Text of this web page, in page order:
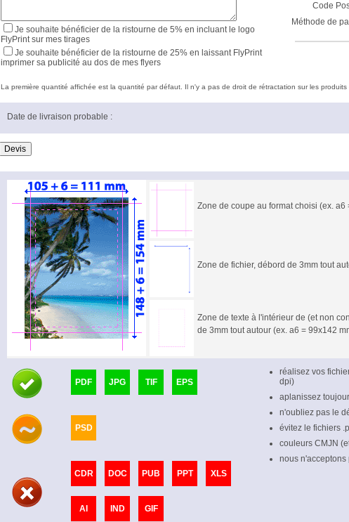
Je souhaite bénéficier de la ristourne de 5% en incluant le logo
FlyPrint sur mes tirages
Je souhaite bénéficier de la ristourne de 25% en laissant FlyPrint
imprimer sa publicité au dos de mes flyers
Code
Méthode de
La première quantité affichée est la quantité par défaut. Il n'y a pas de droit de rétractation sur les produits
Date de livraison probable :
Zone de coupe au format choisi (ex. a6
Zone de fichier, débord de 3mm tout
Zone de texte à l'intérieur de (et non
de 3mm tout autour (ex. a6 = 99x142
PDF JPG TIF EPS
PSD
CDR DOC PUB PPT XLS
AI IND GIF
réalisez vos
dpi)
aplanissez
n'oubliez pas le
évitez le fichiers
couleurs CMJN
nous n'acceptons